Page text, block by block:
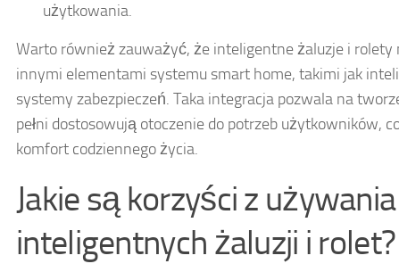
użytkowania.
Warto również zauważyć, że inteligentne żaluzje i rolety
innymi elementami systemu smart home, takimi jak
systemy zabezpieczeń. Taka integracja pozwala na
pełni dostosowują otoczenie do potrzeb użytkowników,
komfort codziennego życia.
Jakie są korzyści z używania
inteligentnych żaluzji i rolet?